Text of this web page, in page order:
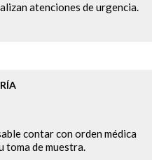
atenciones de urgencia.
contar con orden médica
toma de muestra.